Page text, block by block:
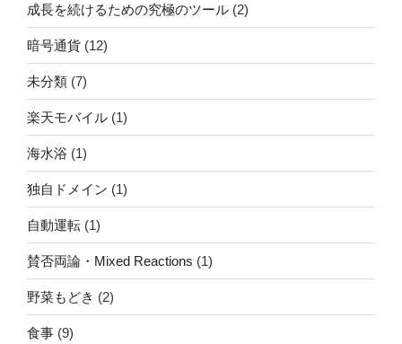
成長を続けるための究極のツール (2)
暗号通貨 (12)
未分類 (7)
楽天モバイル (1)
海水浴 (1)
独自ドメイン (1)
自動運転 (1)
賛否両論・Mixed Reactions (1)
野菜もどき (2)
食事 (9)